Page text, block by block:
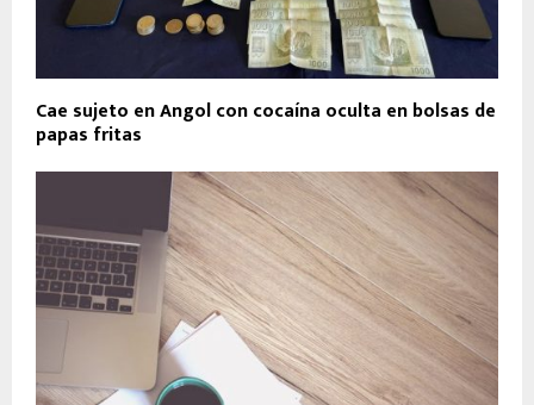
Cae sujeto en Angol con cocaína oculta en bolsas de
papas fritas